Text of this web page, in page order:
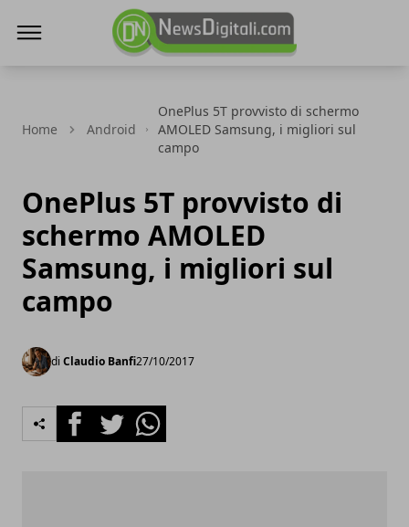
Home Android
OnePlus 5T provvisto di schermo
AMOLED Samsung, i migliori sul
campo
OnePlus 5T provvisto di
schermo AMOLED
Samsung, i migliori sul
campo
di Claudio Banfi27/10/2017
FacebookTwitterWhatsapp